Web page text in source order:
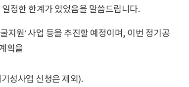
정한 한계가 있었음을 말씀드립니다.
지원’ 사업 등을 추진할 예정이며, 이번 정기공
획을
성사업 신청은 제외).